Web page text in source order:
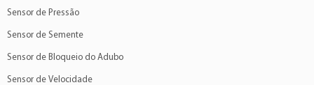
Sensor de Pressão
Sensor de Semente
Sensor de Bloqueio do Adubo
Sensor de Velocidade